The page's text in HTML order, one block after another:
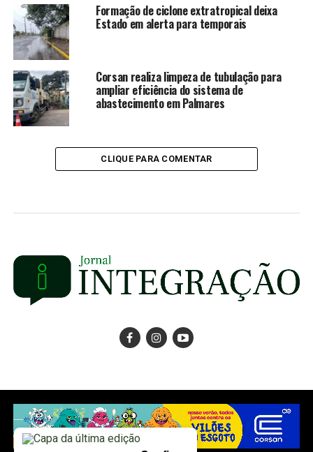
Formação de ciclone extratropical deixa
Estado em alerta para temporais
Corsan realiza limpeza de tubulação para
ampliar eficiência do sistema de
abastecimento em Palmares
CLIQUE PARA COMENTAR